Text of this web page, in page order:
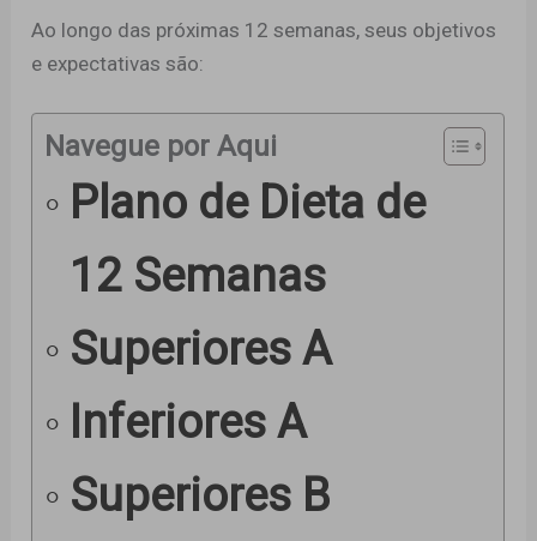
Ao longo das próximas 12 semanas, seus objetivos
e expectativas são:
Navegue por Aqui
Plano de Dieta de
12 Semanas
Superiores A
Inferiores A
Superiores B